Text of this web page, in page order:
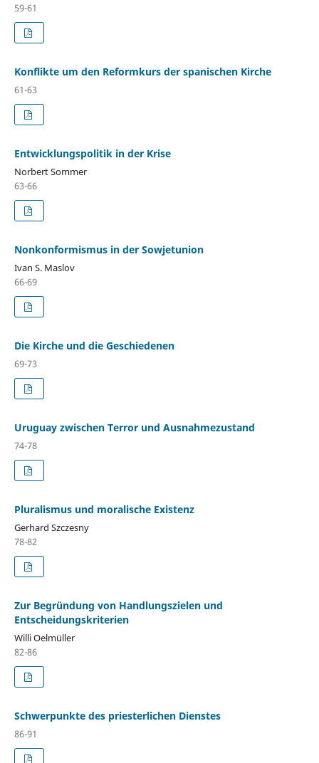
59-61
Konflikte um den Reformkurs der spanischen Kirche
61-63
Entwicklungspolitik in der Krise
Norbert Sommer
63-66
Nonkonformismus in der Sowjetunion
Ivan S. Maslov
66-69
Die Kirche und die Geschiedenen
69-73
Uruguay zwischen Terror und Ausnahmezustand
74-78
Pluralismus und moralische Existenz
Gerhard Szczesny
78-82
Zur Begründung von Handlungszielen und
Entscheidungskriterien
Willi Oelmüller
82-86
Schwerpunkte des priesterlichen Dienstes
86-91